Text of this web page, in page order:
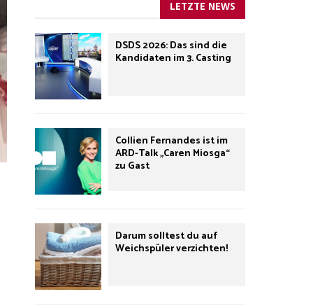
LETZTE NEWS
DSDS 2026: Das sind die
Kandidaten im 3. Casting
Collien Fernandes ist im
ARD-Talk „Caren Miosga“
zu Gast
Darum solltest du auf
Weichspüler verzichten!